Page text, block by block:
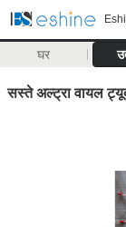
घर
सस्ते अल्ट्रा वायल